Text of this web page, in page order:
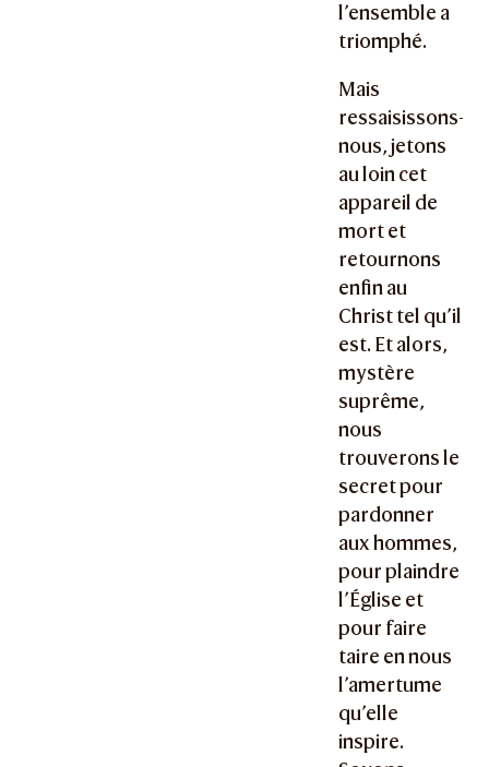
l’ensemble a
triomphé.
Mais
ressaisissons-
nous, jetons
au loin cet
appareil de
mort et
retournons
enfin au
Christ tel qu’il
est. Et alors,
mystère
suprême,
nous
trouverons le
secret pour
pardonner
aux hommes,
pour plaindre
l’Église et
pour faire
taire en nous
l’amertume
qu’elle
inspire.